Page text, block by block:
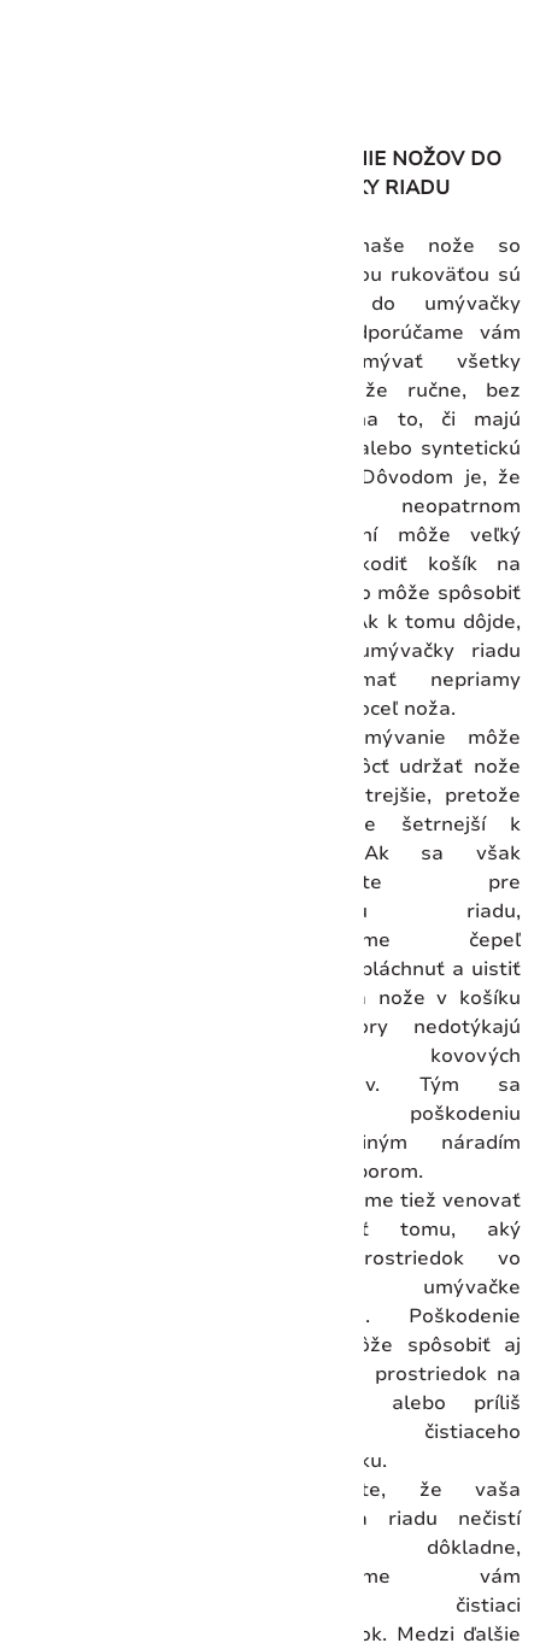
VKLADANIE NOŽOV DO
UMÝVAČKY RIADU
Všetky naše nože so
syntetickou rukoväťou sú
vhodné do umývačky
riadu. Odporúčame vám
však umývať všetky
veľké nože ručne, bez
ohľadu na to, či majú
drevenú alebo syntetickú
rukoväť. Dôvodom je, že
pri neopatrnom
umiestnení môže veľký
nôž poškodiť košík na
príbory, čo môže spôsobiť
koróziu. Ak k tomu dôjde,
systém umývačky riadu
môže mať nepriamy
vplyv na oceľ noža.
Ručné umývanie môže
tiež pomôcť udržať nože
dlhšie ostrejšie, pretože
proces je šetrnejší k
čepeli. Ak sa však
rozhodnete pre
umývačku riadu,
odporúčame čepeľ
najskôr opláchnuť a uistiť
sa, že sa nože v košíku
na príbory nedotýkajú
iných kovových
predmetov. Tým sa
zabráni poškodeniu
čepelí iným náradím
alebo príborom.
Odporúčame tiež venovať
pozornosť tomu, aký
prací prostriedok vo
svojej umývačke
používate. Poškodenie
čepelí môže spôsobiť aj
agresívny prostriedok na
umývanie alebo príliš
veľa čistiaceho
prostriedku.
Ak vidíte, že vaša
umývačka riadu nečistí
nože dôkladne,
odporúčame vám
vymeniť čistiaci
prostriedok. Medzi ďalšie